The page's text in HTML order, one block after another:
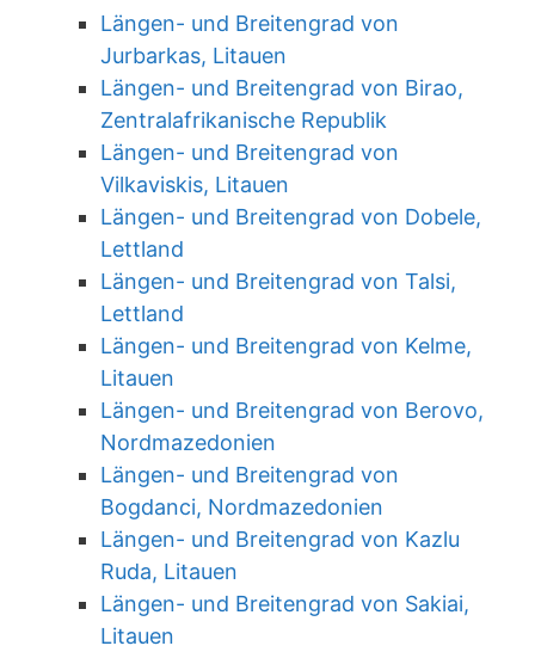
Längen- und Breitengrad von
Jurbarkas, Litauen
Längen- und Breitengrad von Birao,
Zentralafrikanische Republik
Längen- und Breitengrad von
Vilkaviskis, Litauen
Längen- und Breitengrad von Dobele,
Lettland
Längen- und Breitengrad von Talsi,
Lettland
Längen- und Breitengrad von Kelme,
Litauen
Längen- und Breitengrad von Berovo,
Nordmazedonien
Längen- und Breitengrad von
Bogdanci, Nordmazedonien
Längen- und Breitengrad von Kazlu
Ruda, Litauen
Längen- und Breitengrad von Sakiai,
Litauen